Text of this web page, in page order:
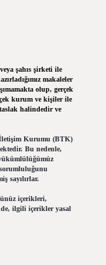
şahıs şirketi ile
makaleler
olup, gerçek
kurum ve kişiler ile
halindedir ve
İletişim Kurumu (BTK)
Bu nedenle,
sayılırlar.
içerikleri,
ilgili içerikler yasal